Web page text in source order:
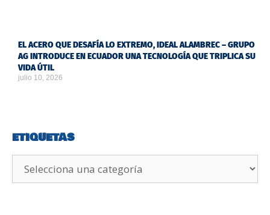
EL ACERO QUE DESAFÍA LO EXTREMO, IDEAL ALAMBREC – GRUPO
AG INTRODUCE EN ECUADOR UNA TECNOLOGÍA QUE TRIPLICA SU
VIDA ÚTIL
julio 10, 2026
ETIQUETAS